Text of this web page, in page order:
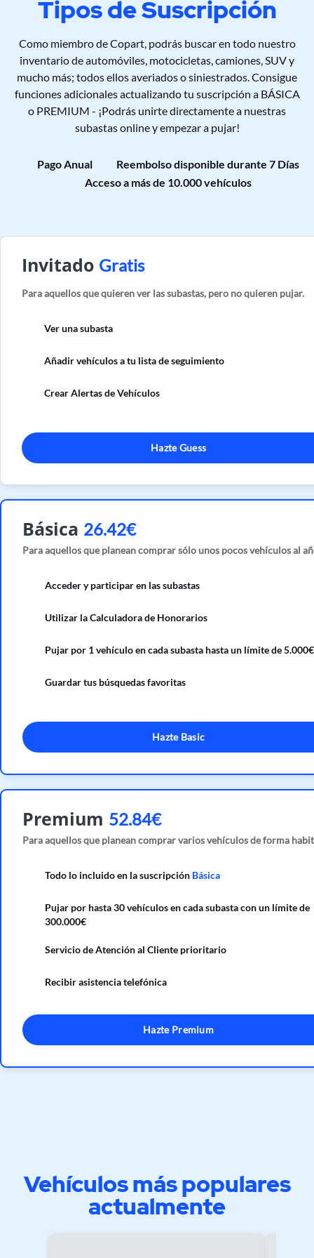
Tipos de Suscripción
Como miembro de Copart, podrás buscar en todo nuestro
inventario de automóviles, motocicletas, camiones, SUV y
mucho más; todos ellos averiados o siniestrados. Consigue
funciones adicionales actualizando tu suscripción a BÁSICA
o PREMIUM - ¡Podrás unirte directamente a nuestras
subastas online y empezar a pujar!
Pago Anual
Reembolso disponible durante 7 Días
Acceso a más de 10.000 vehículos
Invitado Gratis
Para aquellos que quieren ver las subastas, pero no quieren pujar.
Ver una subasta
Añadir vehículos a tu lista de seguimiento
Crear Alertas de Vehículos
Hazte Guess
Básica 26.42€
Para aquellos que planean comprar sólo unos pocos vehículos al
Acceder y participar en las subastas
Utilizar la Calculadora de Honorarios
Pujar por 1 vehículo en cada subasta hasta un límite de 5.000€
Guardar tus búsquedas favoritas
Hazte Basic
Premium 52.84€
Para aquellos que planean comprar varios vehículos de forma
Todo lo incluido en la suscripción Básica
Pujar por hasta 30 vehículos en cada subasta con un límite de
300.000€
Servicio de Atención al Cliente prioritario
Recibir asistencia telefónica
Hazte Premium
Vehículos más populares
actualmente